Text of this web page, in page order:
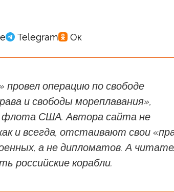
операцию по свободе
и свободы мореплавания»,
флота США. Автора сайта не
и всегда, отстаивают свои
а не дипломатов. А
российские корабли.